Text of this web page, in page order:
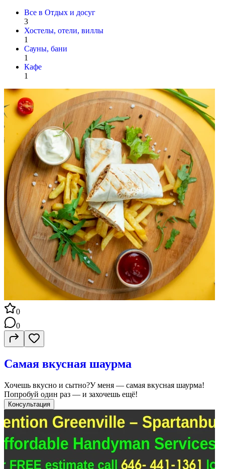
Все в Отдых и досуг
3
Хостелы, отели, виллы
1
Сауны, бани
1
Кафе
1
0
0
Самая вкусная шаурма
Хочешь вкусно и сытно?У меня — самая вкусная шаурма!
Попробуй один раз — и захочешь ещё!
Консультация